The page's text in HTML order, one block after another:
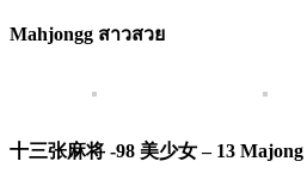
Mahjongg สาวสวย
十三张麻将 -98 美少女 – 13 Majong